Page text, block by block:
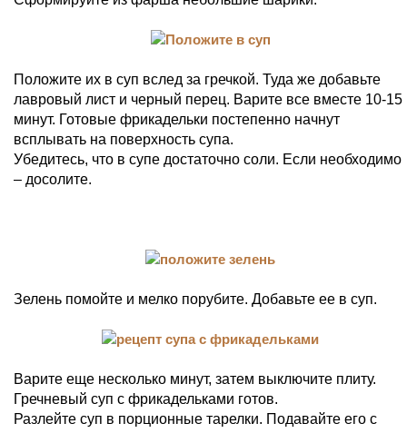
Положите их в суп вслед за гречкой. Туда же добавьте
лавровый лист и черный перец. Варите все вместе 10-15
минут. Готовые фрикадельки постепенно начнут
всплывать на поверхность супа.
Убедитесь, что в супе достаточно соли. Если необходимо
– досолите.
Зелень помойте и мелко порубите. Добавьте ее в суп.
Варите еще несколько минут, затем выключите плиту.
Гречневый суп с фрикадельками готов.
Разлейте суп в порционные тарелки. Подавайте его с